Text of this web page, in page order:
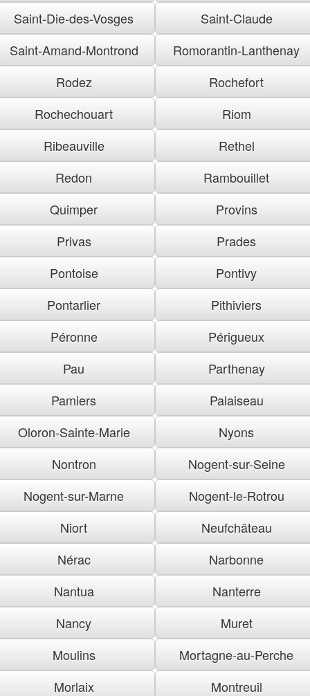
Saint-Die-des-Vosges
Saint-Claude
Saint-Amand-Montrond
Romorantin-Lanthenay
Rodez
Rochefort
Rochechouart
Riom
Ribeauville
Rethel
Redon
Rambouillet
Quimper
Provins
Privas
Prades
Pontoise
Pontivy
Pontarlier
Pithiviers
Péronne
Périgueux
Pau
Parthenay
Pamiers
Palaiseau
Oloron-Sainte-Marie
Nyons
Nontron
Nogent-sur-Seine
Nogent-sur-Marne
Nogent-le-Rotrou
Niort
Neufchâteau
Nérac
Narbonne
Nantua
Nanterre
Nancy
Muret
Moulins
Mortagne-au-Perche
Morlaix
Montreuil